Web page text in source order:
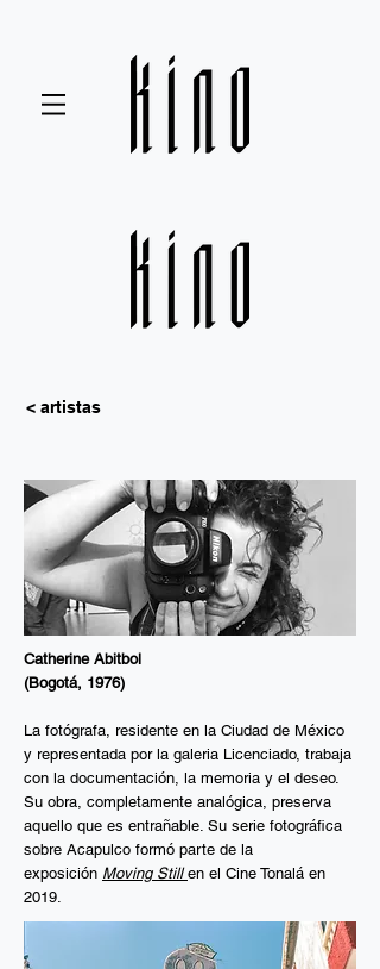
< artistas
Catherine Abitbol
(Bogotá, 1976)
La fotógrafa, residente en la Ciudad de México
y representada por la galeria Licenciado, trabaja
con la documentación, la memoria y el deseo.
Su obra, completamente analógica, preserva
aquello que es entrañable. Su serie fotográfica
sobre Acapulco formó parte de la
exposición Moving Stillen el Cine Tonalá en
2019.